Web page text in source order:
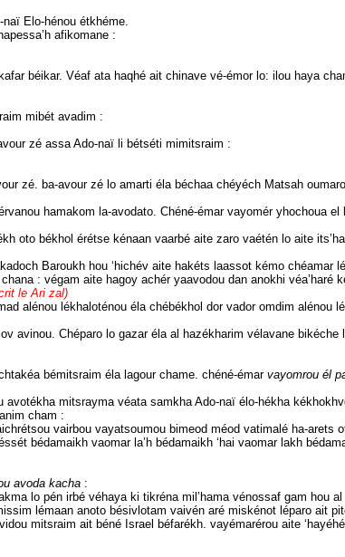
Elo-hénou étkhéme.
afikomane :
béikar. Véaf ata haqhé ait chinave vé-émor lo: ilou haya
mibét avadim :
zé assa Ado-naï li bétséti mimitsraim :
zé. ba-avour zé lo amarti éla béchaa chéyéch Matsah
hamakom la-avodato. Chéné-émar vayomér yhochoua
oto békhol érétse kénaan vaarbé aite zaro vaétén lo aite
Baroukh hou ‘hichév aite hakéts laassot kémo
: végam aite hagoy achér yaavodou dan anokhi véa’haré
le Ari zal)
alénou lékhaloténou éla chébékhol dor vador omdim alénou
avinou. Chéparo lo gazar éla al hazékharim vélavane bikéche
bémitsraim éla lagour chame. chéné-émar vayomrou él
avotékha mitsrayma véata samkha Ado-naï élo-hékha
cham :
vairbou vayatsoumou bimeod méod vatimalé ha-arets
bédamaikh vaomar la’h bédamaikh ‘hai vaomar lakh
avoda kacha :
lo pén irbé véhaya ki tikréna mil’hama vénossaf gam hou
lémaan anoto bésivlotam vaivén aré miskénot léparo ait
mitsraim ait béné Israel béfarékh. vayémarérou aite